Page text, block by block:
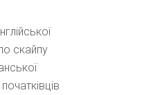
скайпу